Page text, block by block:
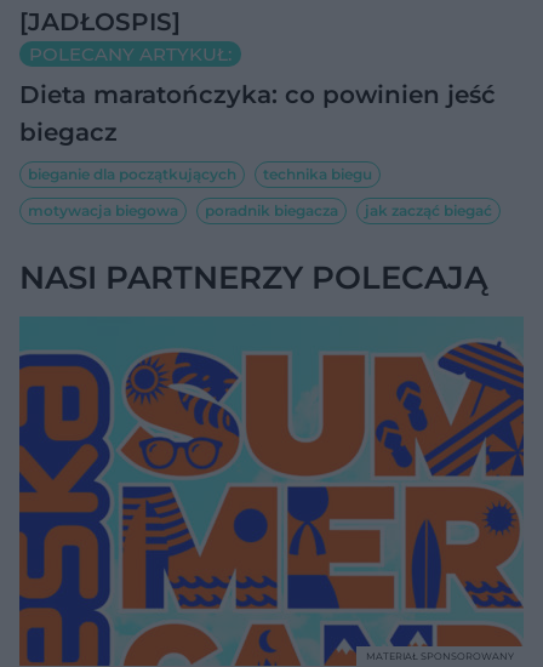
[JADŁOSPIS]
POLECANY ARTYKUŁ:
Dieta maratończyka: co powinien jeść
biegacz
bieganie dla początkujących
technika biegu
motywacja biegowa
poradnik biegacza jak zacząć biegać
NASI PARTNERZY POLECAJĄ
MATERIAŁ SPONSOROWANY